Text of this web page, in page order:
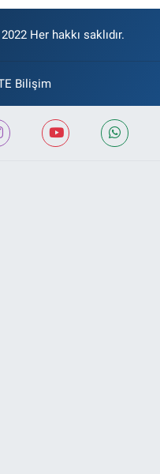
Her hakkı saklıdır.
Bilişim